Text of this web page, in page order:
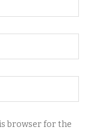
browser for the